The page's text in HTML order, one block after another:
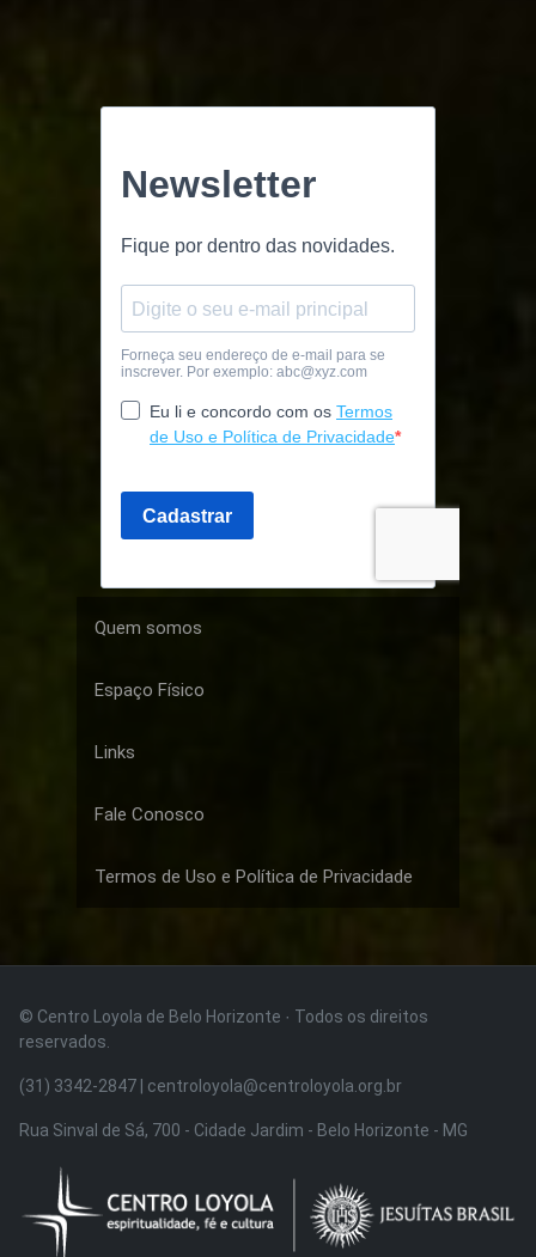
Quem somos
Espaço Físico
Links
Fale Conosco
Termos de Uso e Política de Privacidade
© Centro Loyola de Belo Horizonte · Todos os direitos
reservados.
(31) 3342-2847 | centroloyola@centroloyola.org.br
Rua Sinval de Sá, 700 - Cidade Jardim - Belo Horizonte - MG